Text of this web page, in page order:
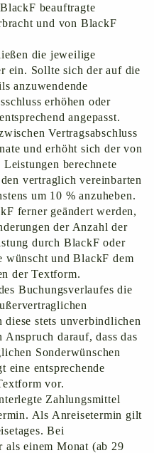
beauftragte
und von BlackF
die jeweilige
ein. Sollte sich der auf die
anzuwendende
erhöhen oder
angepasst.
Vertragsabschluss
und erhöht sich der von
berechnete
vertraglich vereinbarten
um 10 % anzuheben.
ferner geändert werden,
der Anzahl der
durch BlackF oder
wünscht und BlackF dem
der Textform.
Buchungsverlaufes die
diese stets unverbindlichen
darauf, dass das
Sonderwünschen
eine entsprechende
vor.
Zahlungsmittel
Als Anreisetermin gilt
Bei
als einem Monat (ab 29